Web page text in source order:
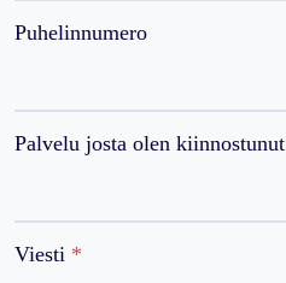
Puhelinnumero
Palvelu josta olen kiinnostunut
Viesti *